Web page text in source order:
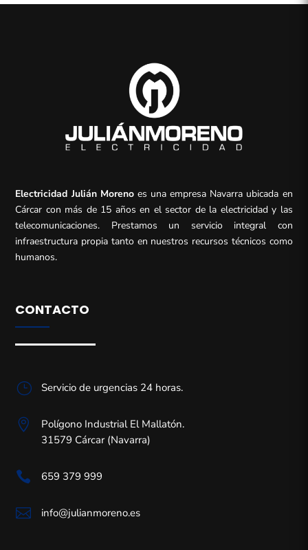
Electricidad Julián Morenoes una empresa Navarra ubicada en
Cárcar con más de 15 años en el sector de la electricidad y las
telecomunicaciones. Prestamos un servicio integral con
infraestructura propia tanto en nuestros recursos técnicos como
humanos.
CONTACTO
} Servicio de urgencias 24 horas.

Polígono Industrial El Mallatón.
31579 Cárcar (Navarra)
 659 379 999
 info@julianmoreno.es